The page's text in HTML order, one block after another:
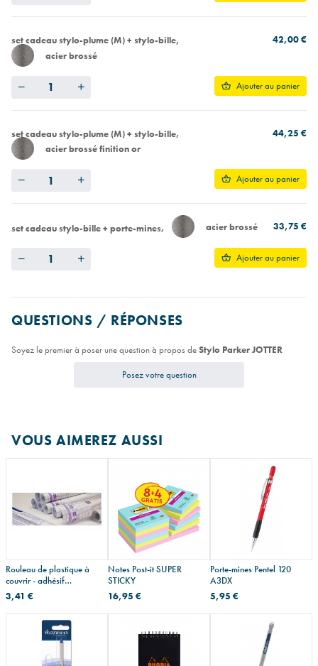
set cadeau stylo-plume (M) + stylo-bille
acier brossé
42,00 €
Ajouter au panier
set cadeau stylo-plume (M) + stylo-bille
acier brossé finition or
44,25 €
Ajouter au panier
set cadeau stylo-bille + porte-mines acier brossé 33,75 €
Ajouter au panier
QUESTIONS / RÉPONSES
Soyez le premier à poser une question à propos deStylo Parker JOTTER
Posez votre question
VOUS AIMEREZ AUSSI
Rouleau de plastique à
couvrir - adhésif
repositionnable
3,41 €
Notes Post-it SUPER
STICKY
16,95 €
Porte-mines Pentel 120
A3DX
5,95 €